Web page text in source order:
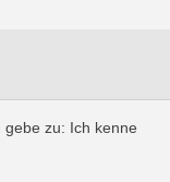
gebe zu: Ich kenne